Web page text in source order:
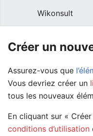
Wikonsult
Créer un
Assurez-vous que
Vous devriez créer un
tous les nouveaux
En cliquant sur «
conditions d’utilisation